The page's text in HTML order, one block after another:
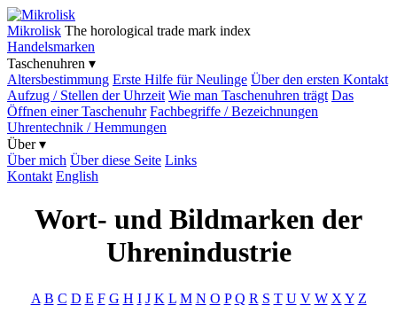
Mikrolisk The horological trade mark index
Handelsmarken
Taschenuhren ▾
Altersbestimmung Erste Hilfe für Neulinge Über den ersten Kontakt
Aufzug / Stellen der Uhrzeit Wie man Taschenuhren trägt Das
Öffnen einer Taschenuhr Fachbegriffe / Bezeichnungen
Uhrentechnik / Hemmungen
Über ▾
Über mich Über diese Seite Links
Kontakt English
Wort- und Bildmarken der
Uhrenindustrie
A B C D E F G H I J K L M N O P Q R S T U V W X Y Z